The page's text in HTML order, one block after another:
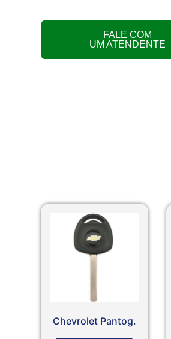
FALE COM
UM ATENDENTE
Chevrolet Pantog.